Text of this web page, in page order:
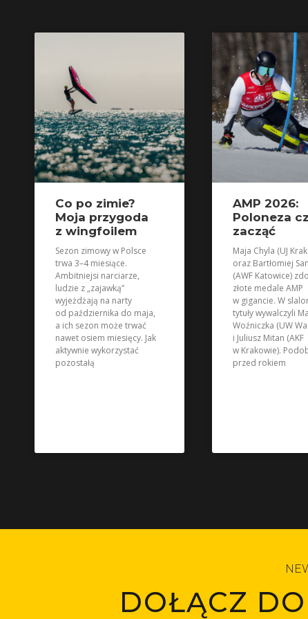
Co po zimie?
Moja przygoda
z wingfoilem
Sezon zimowy w Polsce
trwa 3–4 miesiące.
Ambitniejsi narciarze,
ludzie z „zajawką”
wyjeżdżają na narty
od października do maja,
a ich sezon może trwać
nawet osiem miesięcy. Jak
aktywnie wykorzystać
pozostałą
AMP 2026:
Poloneza
zacząć
Maja Chyla (UJ
oraz Bartłomiej
(AWF Katowice)
złote medale AMP
w gigancie. W
tytuły wywalczyli
Woźniczka (UW
i Juliusz Mitan (AKF
w Krakowie).
przed rokiem
DOŁĄCZ